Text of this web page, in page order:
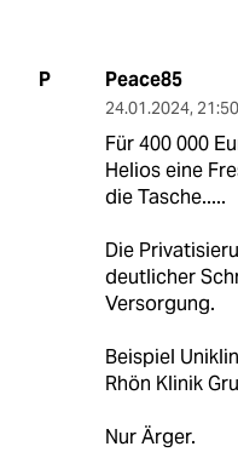
P Peace85
24.01.2024,
Für 400 000
Helios eine
die Tasche.....
Die
deutlicher
Versorgung.
Beispiel
Rhön Klinik
Nur Ärger.